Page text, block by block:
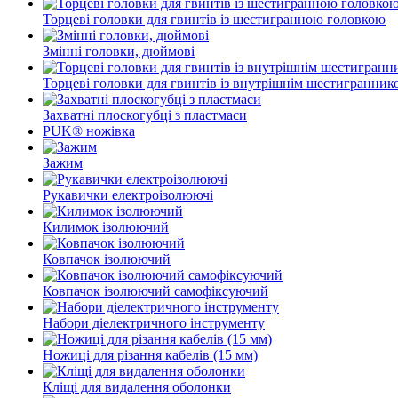
Торцеві головки для гвинтів із шестигранною головкою
Змінні головки, дюймові
Торцеві головки для гвинтів із внутрішнім
Захватні плоскогубці з пластмаси
PUK® ножівка
Зажим
Рукавички електроізолюючі
Килимок ізолюючий
Ковпачок ізолюючий
Ковпачок ізолюючий самофіксуючий
Набори діелектричного інструменту
Ножиці для різання кабелів (15 мм)
Кліщі для видалення оболонки